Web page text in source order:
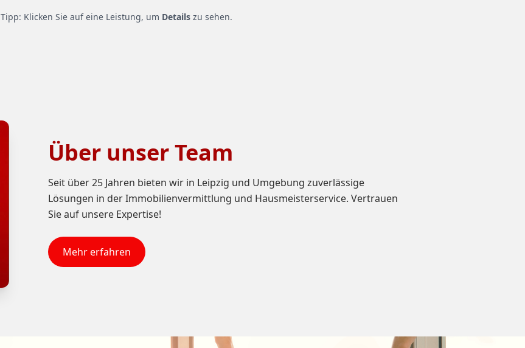
Tipp: Klicken Sie auf eine Leistung, um Detailszu sehen.
Über unser Team
Seit über 25 Jahren bieten wir in Leipzig und Umgebung zuverlässige
Lösungen in der Immobilienvermittlung und Hausmeisterservice. Vertrauen
Sie auf unsere Expertise!
Mehr erfahren